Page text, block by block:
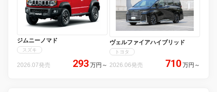
ジムニーノマド
スズキ
2026.07発売 293 万円 ～
ヴェルファイアハイブリッド
トヨタ
2026.06発売 710 万円 ～